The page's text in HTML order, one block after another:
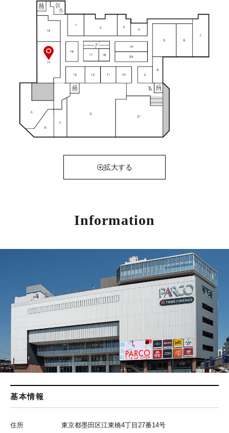
拡大する
Information
基本情報
住所 東京都墨田区江東橋4丁目27番14号